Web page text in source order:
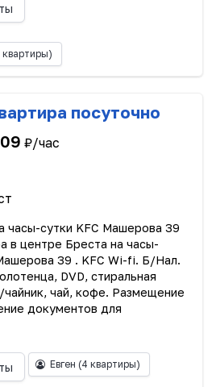
квартиры)
посуточно
₽/час
часы-сутки KFC Машерова 39
в центре Бреста на часы-
39 . KFC Wi-fi. Б/Нал.
DVD, стиральная
чай, кофе. Размещение
документов для
Евген (4 квартиры)